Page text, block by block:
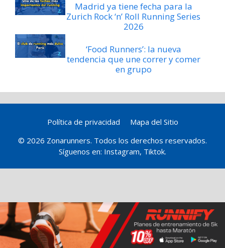
Madrid ya tiene fecha para la
Zurich Rock ‘n’ Roll Running Series
2026
‘Food Runners’: la nueva
tendencia que une correr y comer
en grupo
Política de privacidad
Mapa del Sitio
© 2026 Zonarunners. Todos los derechos reservados.
Síguenos en: Instagram, Tiktok.